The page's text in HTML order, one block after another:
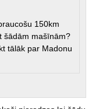
150km
šādām mašīnām?
tālāk par Madonu